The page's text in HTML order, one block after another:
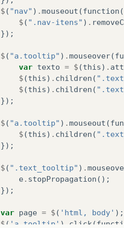
$ ( "nav" ) .mouseout (function
$ ( ".nav-itens" ) .
});
$ ( "a.tooltip" ) .mouseover(
var texto = $ (this) .
$ (this) . children (
$ (this) . children (
});
$ ( "a.tooltip" ) .mouseout (
$ (this) . children (
});
$ ( ".text_tooltip" ) .
e. stopPropagation ();
});
var page = $ ( 'html, body' );
$ ( 'a.tooltip' ) click (